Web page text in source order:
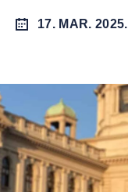
17. MAR. 2025.